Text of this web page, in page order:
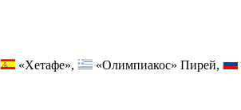
«Хетафе», «Олимпиакос» Пирей,